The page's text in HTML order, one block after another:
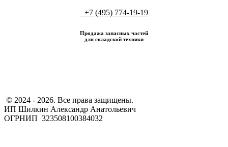
+7 (495) 774-19-19
Продажа запасных частей
для складской техники
​ © 2024 - 2026. Все права защищены.
ИП Шилкин Александр Анатольевич
ОГРНИП 323508100384032